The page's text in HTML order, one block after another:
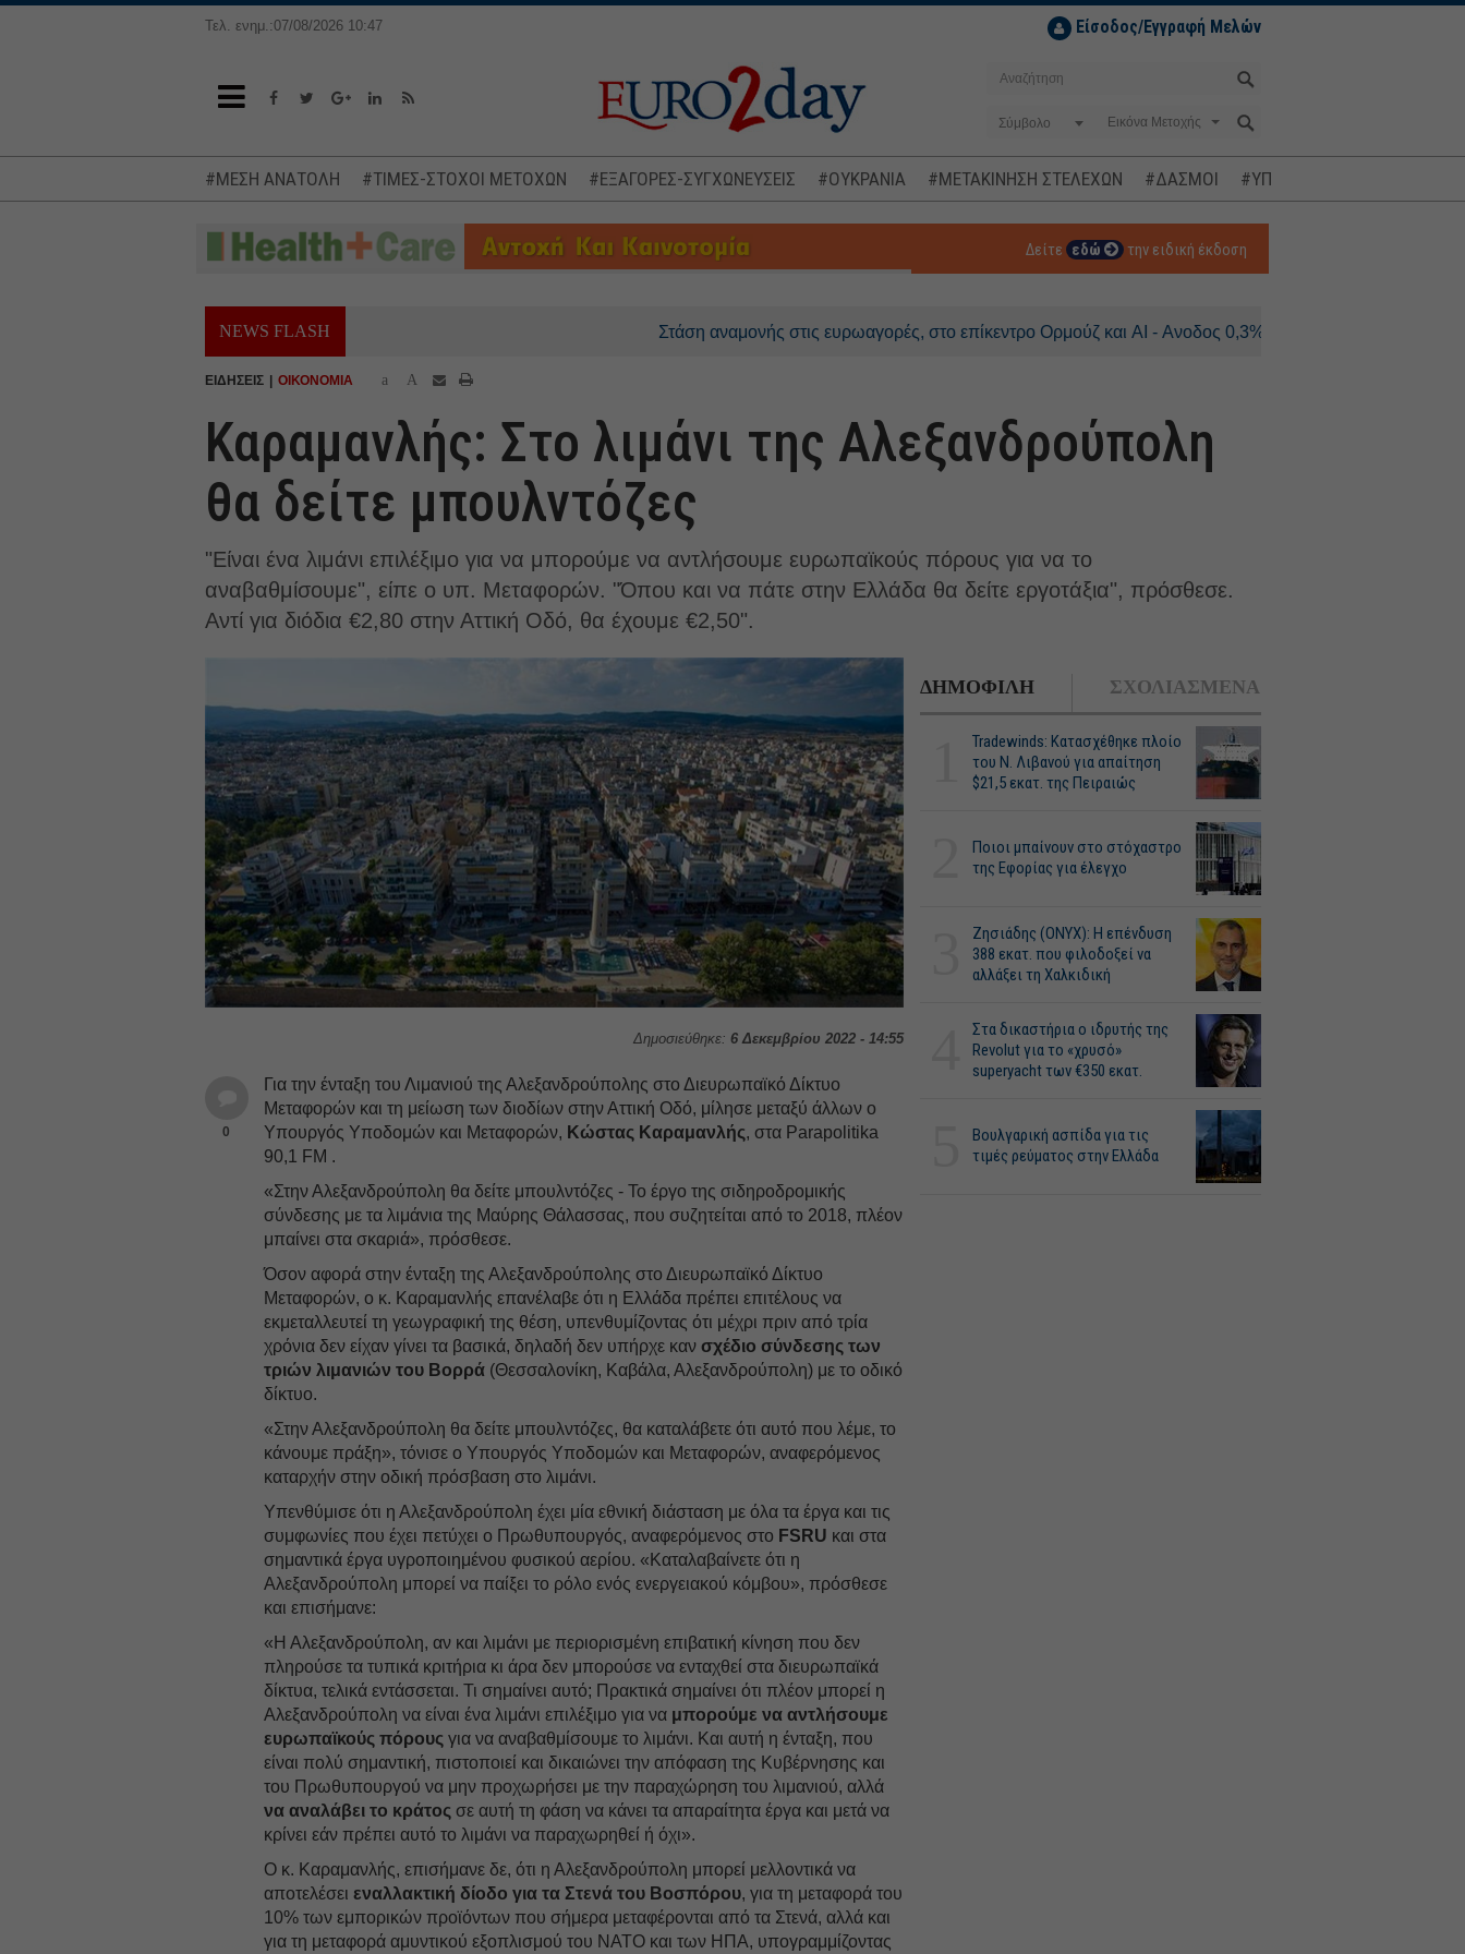
Τελ. ενημ.:07/08/2026 10:47 Είσοδος/Εγγραφή Μελών
Σύμβολο
#ΜΕΣΗ ΑΝΑΤΟΛΗ #ΤΙΜΕΣ-ΣΤΟΧΟΙ ΜΕΤΟΧΩΝ #ΕΞΑΓΟΡΕΣ-ΣΥΓΧΩΝΕΥΣΕΙΣ #ΟΥΚΡΑΝΙΑ #ΜΕΤΑΚΙΝΗΣΗ ΣΤΕΛΕΧΩΝ #ΔΑΣΜΟΙ #ΥΠΟΚΛΟΠΕΣ
Δείτε εδώ την ειδική έκδοση
NEWS FLASH Στάση αναμονής στις ευρωαγορές, στο επίκεντρο Ορμούζ και AI - Ανοδος 0,3% για τον DAX
ΕΙΔΗΣΕΙΣ ΟΙΚΟΝΟΜΙΑ a A
Καραμανλής: Στο λιμάνι της Αλεξανδρούπολη
θα δείτε μπουλντόζες
"Είναι ένα λιμάνι επιλέξιμο για να μπορούμε να αντλήσουμε ευρωπαϊκούς πόρους για να το
αναβαθμίσουμε", είπε ο υπ. Μεταφορών. "Όπου και να πάτε στην Ελλάδα θα δείτε εργοτάξια", πρόσθεσε.
Αντί για διόδια €2,80 στην Αττική Οδό, θα έχουμε €2,50".
Δημοσιεύθηκε: 6 Δεκεμβρίου 2022 - 14:55
0
Για την ένταξη του Λιμανιού της Αλεξανδρούπολης στο Διευρωπαϊκό Δίκτυο
Μεταφορών και τη μείωση των διοδίων στην Αττική Οδό, μίλησε μεταξύ άλλων ο
Υπουργός Υποδομών και Μεταφορών, Κώστας Καραμανλής, στα Parapolitika
90,1 FM .
«Στην Αλεξανδρούπολη θα δείτε μπουλντόζες - Το έργο της σιδηροδρομικής
σύνδεσης με τα λιμάνια της Μαύρης Θάλασσας, που συζητείται από το 2018, πλέον
μπαίνει στα σκαριά», πρόσθεσε.
Όσον αφορά στην ένταξη της Αλεξανδρούπολης στο Διευρωπαϊκό Δίκτυο
Μεταφορών, ο κ. Καραμανλής επανέλαβε ότι η Ελλάδα πρέπει επιτέλους να
εκμεταλλευτεί τη γεωγραφική της θέση, υπενθυμίζοντας ότι μέχρι πριν από τρία
χρόνια δεν είχαν γίνει τα βασικά, δηλαδή δεν υπήρχε κανσχέδιο σύνδεσης των
τριών λιμανιών του Βορρά (Θεσσαλονίκη, Καβάλα, Αλεξανδρούπολη) με το οδικό
δίκτυο.
«Στην Αλεξανδρούπολη θα δείτε μπουλντόζες, θα καταλάβετε ότι αυτό που λέμε, το
κάνουμε πράξη», τόνισε ο Υπουργός Υποδομών και Μεταφορών, αναφερόμενος
καταρχήν στην οδική πρόσβαση στο λιμάνι.
Υπενθύμισε ότι η Αλεξανδρούπολη έχει μία εθνική διάσταση με όλα τα έργα και τις
συμφωνίες που έχει πετύχει ο Πρωθυπουργός, αναφερόμενος στο FSRU και στα
σημαντικά έργα υγροποιημένου φυσικού αερίου. «Καταλαβαίνετε ότι η
Αλεξανδρούπολη μπορεί να παίξει το ρόλο ενός ενεργειακού κόμβου», πρόσθεσε
και επισήμανε:
«Η Αλεξανδρούπολη, αν και λιμάνι με περιορισμένη επιβατική κίνηση που δεν
πληρούσε τα τυπικά κριτήρια κι άρα δεν μπορούσε να ενταχθεί στα διευρωπαϊκά
δίκτυα, τελικά εντάσσεται. Τι σημαίνει αυτό; Πρακτικά σημαίνει ότι πλέον μπορεί η
Αλεξανδρούπολη να είναι ένα λιμάνι επιλέξιμο για να μπορούμε να αντλήσουμε
ευρωπαϊκούς πόρους για να αναβαθμίσουμε το λιμάνι. Και αυτή η ένταξη, που
είναι πολύ σημαντική, πιστοποιεί και δικαιώνει την απόφαση της Κυβέρνησης και
του Πρωθυπουργού να μην προχωρήσει με την παραχώρηση του λιμανιού, αλλά
να αναλάβει το κράτος σε αυτή τη φάση να κάνει τα απαραίτητα έργα και μετά να
κρίνει εάν πρέπει αυτό το λιμάνι να παραχωρηθεί ή όχι».
Ο κ. Καραμανλής, επισήμανε δε, ότι η Αλεξανδρούπολη μπορεί μελλοντικά να
αποτελέσειεναλλακτική δίοδο για τα Στενά του Βοσπόρου, για τη μεταφορά του
10% των εμπορικών προϊόντων που σήμερα μεταφέρονται από τα Στενά, αλλά και
για τη μεταφορά αμυντικού εξοπλισμού του ΝΑΤΟ και των ΗΠΑ, υπογραμμίζοντας
ΔΗΜΟΦΙΛΗ ΣΧΟΛΙΑΣΜΕΝΑ
Tradewinds: Κατασχέθηκε πλοίο
του Ν. Λιβανού για απαίτηση
$21,5 εκατ. της Πειραιώς
Ποιοι μπαίνουν στο στόχαστρο
της Εφορίας για έλεγχο
Ζησιάδης (ONYX): Η επένδυση
388 εκατ. που φιλοδοξεί να
αλλάξει τη Χαλκιδική
Στα δικαστήρια ο ιδρυτής της
Revolut για το «χρυσό»
superyacht των €350 εκατ.
Βουλγαρική ασπίδα για τις
τιμές ρεύματος στην Ελλάδα